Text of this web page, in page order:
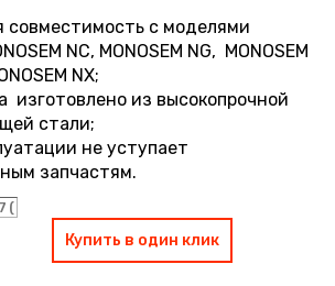
совместимость с моделями
NC, MONOSEM NG, MONOSEM
NX;
изготовлено из высокопрочной
стали;
не уступает
запчастям.
Купить в один клик